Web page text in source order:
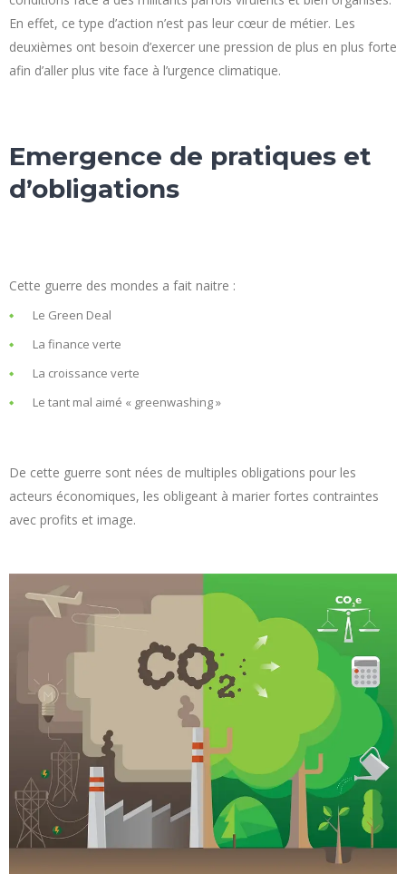
En effet, ce type d’action n’est pas leur cœur de métier. ​Les
deuxièmes ont besoin d’exercer une pression de plus en plus forte
afin d’aller plus vite face à l’urgence climatique.
Emergence de pratiques et
d’obligations
Cette guerre des mondes a fait naitre :​
Le Green Deal ​
La finance verte ​
La croissance verte ​
Le tant mal aimé « greenwashing »​
De cette guerre sont nées de multiples obligations pour les
acteurs économiques, les obligeant à marier fortes contraintes
avec profits et image.